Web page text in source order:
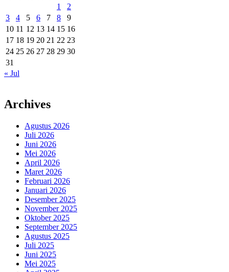
1
2
3
4 5 6 7 8
9
10 11 12 13 14 15 16
17 18 19 20 21 22 23
24 25 26 27 28 29 30
31
« Jul
Archives
Agustus 2026
Juli 2026
Juni 2026
Mei 2026
April 2026
Maret 2026
Februari 2026
Januari 2026
Desember 2025
November 2025
Oktober 2025
September 2025
Agustus 2025
Juli 2025
Juni 2025
Mei 2025